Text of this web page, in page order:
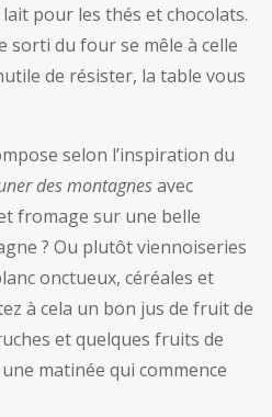
pour les thés et chocolats.
sorti du four se mêle à celle
de résister, la table vous
selon l’inspiration du
des montagnesavec
fromage sur une belle
? Ou plutôt viennoiseries
onctueux, céréales et
à cela un bon jus de fruit de
et quelques fruits de
matinée qui commence